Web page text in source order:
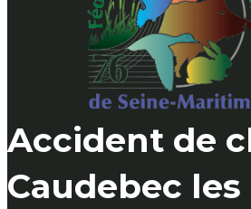
Accident de
Caudebec